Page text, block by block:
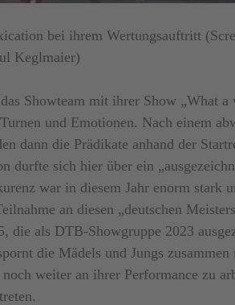
bei ihrem Wertungsauftritt
Keglmaier)
Showteam mit ihrer Show „What
und Emotionen. Nach einem
dann die Prädikate anhand der
durfte sich hier über ein
war in diesem Jahr enorm stark
an diesen „deutschen
die als DTB-Showgruppe 2023
die Mädels und Jungs
weiter an ihrer Performance zu